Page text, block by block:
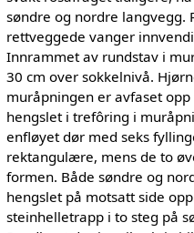
søndre og nordre langvegg.
rettveggede vanger
Innrammet av rundstav i
30 cm over sokkelnivå.
muråpningen er avfaset
hengslet i trefôring i
enfløyet dør med seks
rektangulære, mens de to
formen. Både søndre og
hengslet på motsatt side
steinhelletrapp i to steg på